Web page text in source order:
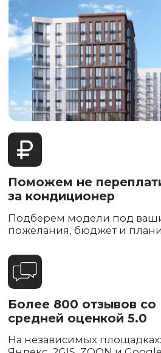
Более 800 отзывов со
средней оценкой 5.0
На независимых площадках:
Яндекс, 2GIS, ZOON и Google
ваше личное время
Оставляем после себя
идеальную чистоту
Используем специальное
оборудование для сохранения чистоты,
включая собственные разработки
Подстраиваемся под ваш
график и не опаздываем
98% неисправностей устраняем на
месте без демонтажа кондиционера
Гарантия 5 лет на монтаж,